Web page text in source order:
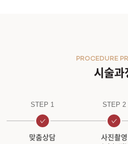
시술과
PROCEDURE
STEP 1
맞춤상담
STEP 2
사진촬영